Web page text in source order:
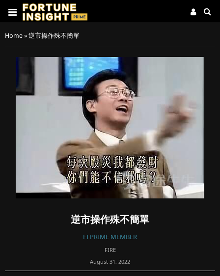
Home»逆市操作殊不簡單
逆市操作殊不簡單
FI PRIME MEMBER
FIRE
August 31, 2022